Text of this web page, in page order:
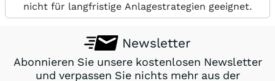
nicht für langfristige Anlagestrategien geeignet.
Newsletter
Abonnieren Sie unsere kostenlosen Newsletter
und verpassen Sie nichts mehr aus der